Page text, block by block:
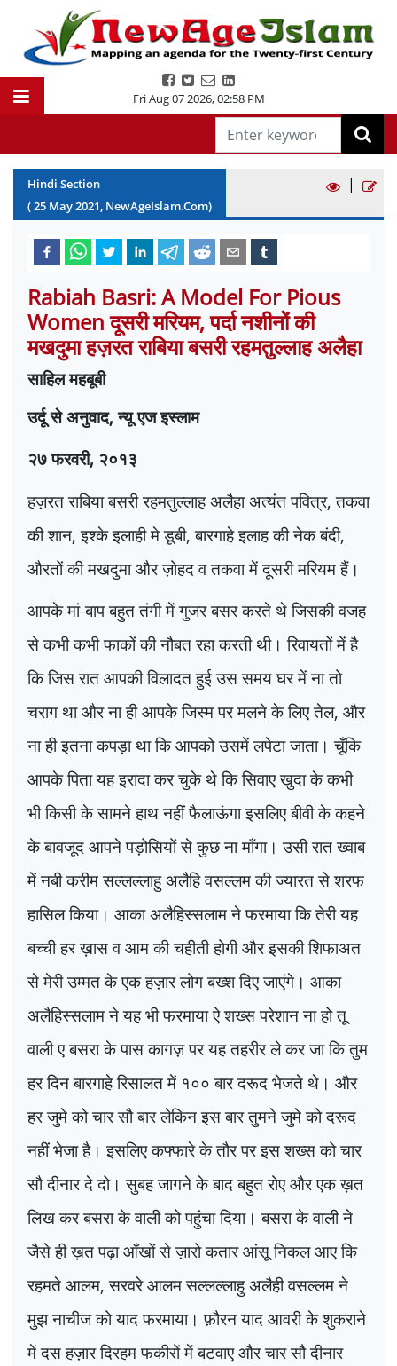
Fri Aug 07 2026,02:58 PM
Hindi Section
(25 May2021, NewAgeIslam.Com)
|
Rabiah Basri: A Model For Pious
Women दूसरी मरियम, पर्दा नशीनों की
मखदुमा हज़रत राबिया बसरी रहमतुल्लाह अलैहा
साहिल महबूबी
उर्दू से अनुवाद,न्यू एज इस्लाम
२७ फरवरी, २०१३
हज़रत राबिया बसरी रहमतुल्लाह अलैहा अत्यंत पवित्र,तकवा
की शान,इश्के इलाहीमे डूबी,बारगाहे इलाहकी नेक बंदी,
औरतों की मखदुमा और ज़ोहद व तकवा में दूसरी मरियम हैं।
आपके मां-बाप बहुत तंगी में गुजर बसर करते थे जिसकी वजह
से कभी कभी फाकों की नौबत रहा करती थी। रिवायतों में है
कि जिस रात आपकी विलादत हुई उस समय घर में ना तो
चराग था और ना ही आपके जिस्म पर मलने के लिए तेल, और
ना ही इतना कपड़ा था कि आपको उसमें लपेटा जाता। चूँकि
आपके पिता यह इरादा कर चुके थे कि सिवाए खुदा के कभी
भी किसी के सामने हाथ नहीं फैलाऊंगा इसलिए बीवी के कहने
के बावजूद आपने पड़ोसियों से कुछ ना माँगा। उसी रात ख्वाब
में नबी करीम सल्लल्लाहु अलैहि वसल्लम की ज्यारत से शरफ
हासिल किया। आका अलैहिस्सलाम ने फरमाया कि तेरी यह
बच्ची हर ख़ास व आम की चहीती होगी और इसकी शिफाअत
से मेरी उम्मत के एक हज़ार लोग बख्श दिए जाएंगे। आका
अलैहिस्सलाम ने यह भी फरमाया ऐ शख्स परेशान ना हो तू
वाली ए बसरा के पास कागज़ पर यह तहरीर ले कर जा कि तुम
हर दिन बारगाहे रिसालत में १०० बार दरूद भेजते थे। और
हर जुमे को चार सौ बार लेकिन इस बार तुमने जुमे को दरूद
नहीं भेजा है। इसलिए कफ्फारे के तौर पर इस शख्स को चार
सौ दीनार दे दो। सुबह जागने के बाद बहुत रोए और एक ख़त
लिख कर बसरा के वाली को पहुंचा दिया। बसरा के वाली ने
जैसे ही ख़त पढ़ा आँखों से ज़ारो कतार आंसू निकल आए कि
रहमते आलम,सरवरे आलम सल्लल्लाहु अलैही वसल्लम ने
मुझ नाचीज को याद फरमाया। फ़ौरन याद आवरी के शुकराने
में दस हज़ार दिरहम फकीरों में बटवाए और चार सौ दीनार